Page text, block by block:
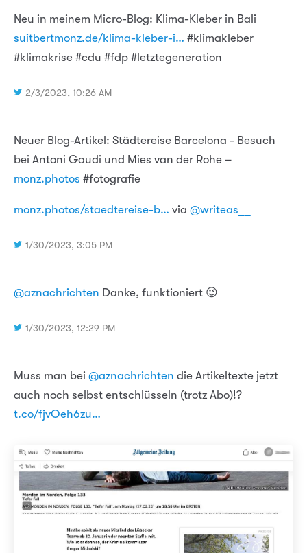
Neu in meinem Micro-Blog: Klima-Kleber in Bali
suitbertmonz.de/klima-kleber-i… #klimakleber
#klimakrise #cdu #fdp #letztegeneration
2/3/2023, 10:26 AM
Neuer Blog-Artikel: Städtereise Barcelona - Besuch
bei Antoni Gaudi und Mies van der Rohe –
monz.photos #fotografie
monz.photos/staedtereise-b… via @writeas__
1/30/2023, 3:05 PM
@aznachrichten Danke, funktioniert 😉
1/30/2023, 12:29 PM
Muss man bei @aznachrichten die Artikeltexte jetzt
auch noch selbst entschlüsseln (trotz Abo)!?
t.co/fjvOeh6zu…